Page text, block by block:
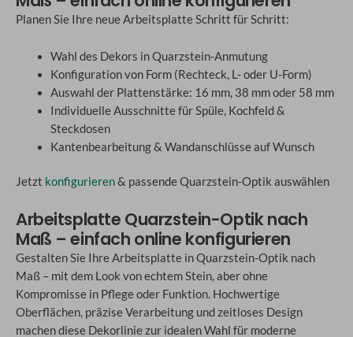
Planen Sie Ihre neue Arbeitsplatte Schritt für Schritt:
Wahl des Dekors in Quarzstein-Anmutung
Konfiguration von Form (Rechteck, L- oder U-Form)
Auswahl der Plattenstärke: 16 mm, 38 mm oder 58 mm
Individuelle Ausschnitte für Spüle, Kochfeld &
Steckdosen
Kantenbearbeitung & Wandanschlüsse auf Wunsch
Jetzt konfigurieren& passende Quarzstein-Optik auswählen
Arbeitsplatte Quarzstein-Optik nach
Maß – einfach online konfigurieren
Gestalten Sie Ihre Arbeitsplatte in Quarzstein-Optik nach
Maß – mit dem Look von echtem Stein, aber ohne
Kompromisse in Pflege oder Funktion. Hochwertige
Oberflächen, präzise Verarbeitung und zeitloses Design
machen diese Dekorlinie zur idealen Wahl für moderne